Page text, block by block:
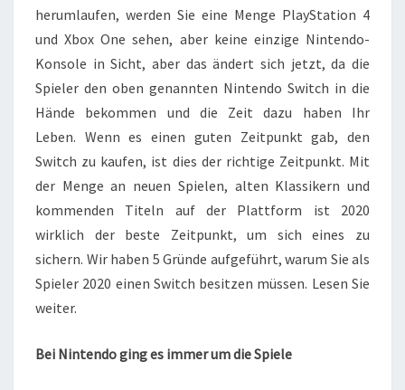
herumlaufen, werden Sie eine Menge PlayStation 4
und Xbox One sehen, aber keine einzige Nintendo-
Konsole in Sicht, aber das ändert sich jetzt, da die
Spieler den oben genannten Nintendo Switch in die
Hände bekommen und die Zeit dazu haben Ihr
Leben. Wenn es einen guten Zeitpunkt gab, den
Switch zu kaufen, ist dies der richtige Zeitpunkt. Mit
der Menge an neuen Spielen, alten Klassikern und
kommenden Titeln auf der Plattform ist 2020
wirklich der beste Zeitpunkt, um sich eines zu
sichern. Wir haben 5 Gründe aufgeführt, warum Sie als
Spieler 2020 einen Switch besitzen müssen. Lesen Sie
weiter.
Bei Nintendo ging es immer um die Spiele